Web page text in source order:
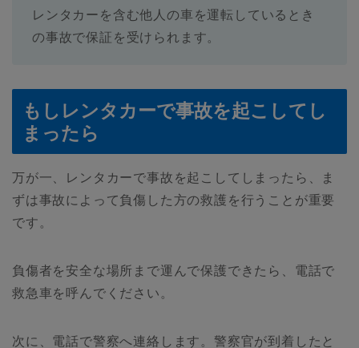
レンタカーを含む他人の車を運転しているとき
の事故で保証を受けられます。
もしレンタカーで事故を起こしてし
まったら
万が一、レンタカーで事故を起こしてしまったら、ま
ずは事故によって負傷した方の救護を行うことが重要
です。
負傷者を安全な場所まで運んで保護できたら、電話で
救急車を呼んでください。
次に、電話で警察へ連絡します。警察官が到着したと